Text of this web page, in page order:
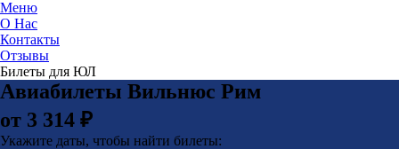
Меню
О Нас
Контакты
Отзывы
Билеты для ЮЛ
Авиабилеты Вильнюс Рим
от 3 314 ₽
Укажите даты, чтобы найти билеты: